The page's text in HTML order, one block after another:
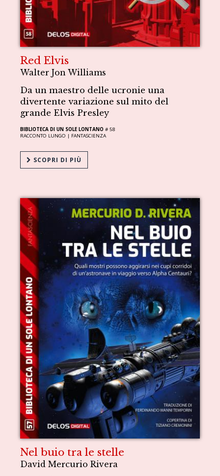
Red Elvis
Walter Jon Williams
Da un maestro delle ucronie una
divertente variazione sul mito del
grande Elvis Presley
BIBLIOTECA DI UN SOLE LONTANO # 58
RACCONTO LUNGO | FANTASCIENZA
SCOPRI DI PIÙ
Nel buio tra le stelle
David Mercurio Rivera